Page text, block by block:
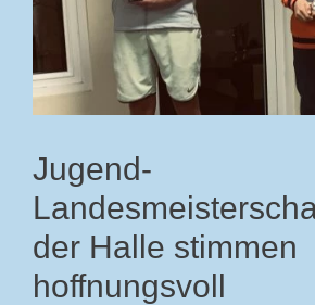
Jugend-
der Halle stimmen
hoffnungsvoll